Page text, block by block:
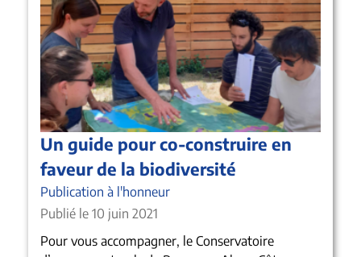
Un guide pour co-construire en
faveur de la biodiversité
Publication à l'honneur
Publié le 10 juin 2021
Pour vous accompagner, le Conservatoire